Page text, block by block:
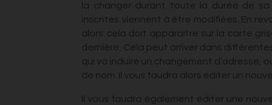
la changer durant toute la durée de
inscrites viennent à être modifiées. En
alors cela doit apparaître sur la carte
dernière. Cela peut arriver dans
qui va induire un changement d’adresse,
de nom. Il vous faudra alors éditer un
Il vous faudra également éditer une